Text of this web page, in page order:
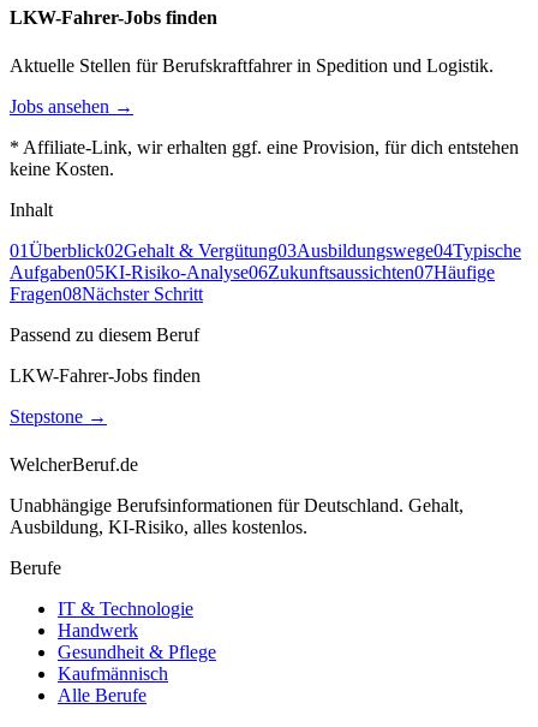
LKW-Fahrer-Jobs finden
Aktuelle Stellen für Berufskraftfahrer in Spedition und Logistik.
Jobs ansehen →
* Affiliate-Link, wir erhalten ggf. eine Provision, für dich entstehen
keine Kosten.
Inhalt
01Überblick02Gehalt & Vergütung03Ausbildungswege04Typische
Aufgaben05KI-Risiko-Analyse06Zukunftsaussichten07Häufige
Fragen08Nächster Schritt
Passend zu diesem Beruf
LKW-Fahrer-Jobs finden
Stepstone →
WelcherBeruf.de
Unabhängige Berufsinformationen für Deutschland. Gehalt,
Ausbildung, KI-Risiko, alles kostenlos.
Berufe
IT & Technologie
Handwerk
Gesundheit & Pflege
Kaufmännisch
Alle Berufe